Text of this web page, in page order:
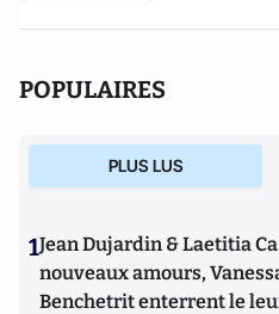
POPULAIRES
PLUS LUS
1Jean Dujardin & Laetitia
nouveaux amours,
Benchetrit enterrent le